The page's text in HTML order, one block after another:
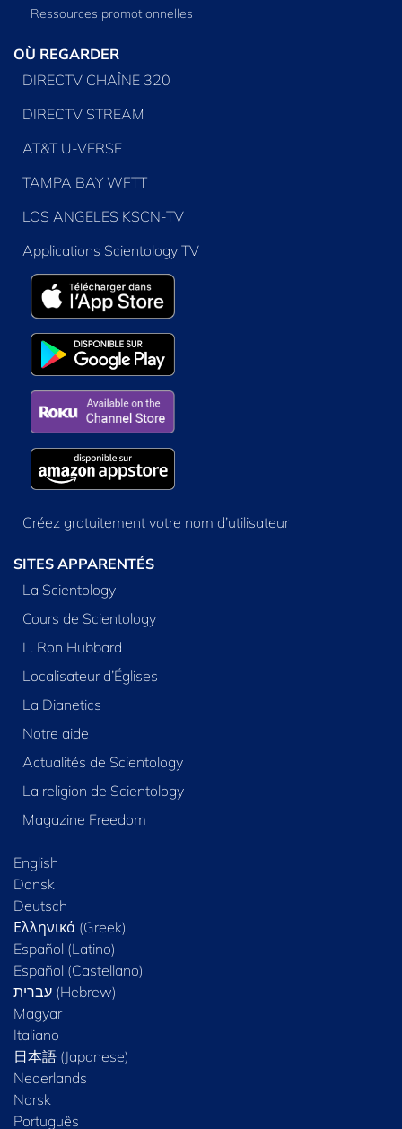
Ressources promotionnelles
OÙ REGARDER
DIRECTV CHAÎNE 320
DIRECTV STREAM
AT&T U-VERSE
TAMPA BAY WFTT
LOS ANGELES KSCN-TV
Applications Scientology TV
Créez gratuitement votre nom d’utilisateur
SITES APPARENTÉS
La Scientology
Cours de Scientology
L. Ron Hubbard
Localisateur d’Églises
La Dianetics
Notre aide
Actualités de Scientology
La religion de Scientology
Magazine Freedom
English
Dansk
Deutsch
Ελληνικά (Greek)
Español (Latino)
Español (Castellano)
Magyar
Italiano
日本語 (Japanese)
Nederlands
Norsk
Português